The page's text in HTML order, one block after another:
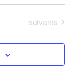
et
Évènements
suivants